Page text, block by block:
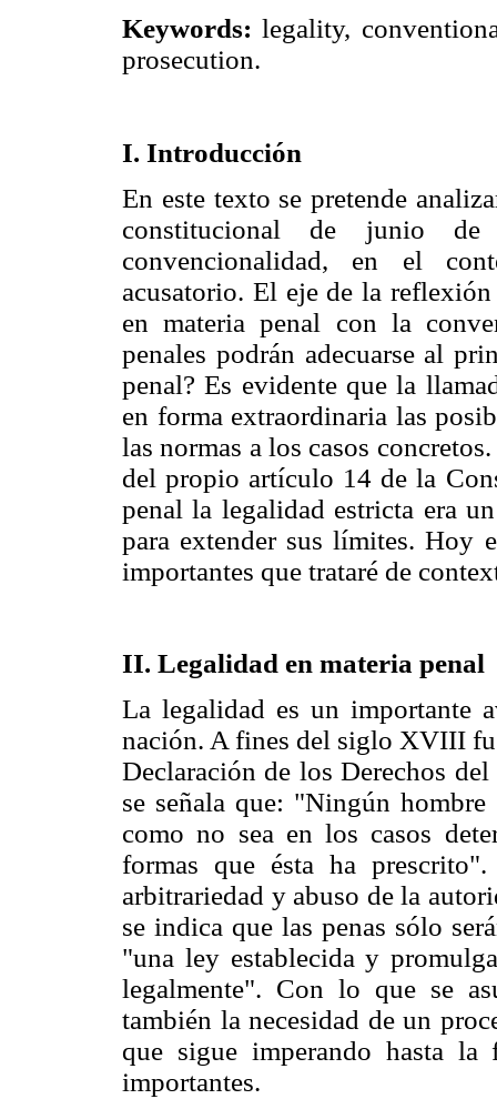
Keywords: legality,
prosecution.
I. Introducción
En este texto se pretende
constitucional de junio
convencionalidad, en el
acusatorio. El eje de la
en materia penal con la
penales podrán adecuarse al
penal? Es evidente que la
en forma extraordinaria las
las normas a los casos
del propio artículo 14 de la
penal la legalidad estricta era
para extender sus límites. Hoy
importantes que trataré de
II. Legalidad en materia penal
La legalidad es un importante
nación. A fines del siglo XVIII
Declaración de los Derechos
se señala que: "Ningún hombre
como no sea en los casos
formas que ésta ha
arbitrariedad y abuso de la
se indica que las penas sólo
"una ley establecida y
legalmente". Con lo que se
también la necesidad de un
que sigue imperando hasta la
importantes.